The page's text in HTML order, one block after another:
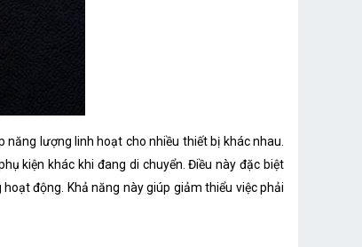
lượng linh hoạt cho nhiều thiết bị khác nhau.
kiện khác khi đang di chuyển. Điều này đặc biệt
động. Khả năng này giúp giảm thiểu việc phải